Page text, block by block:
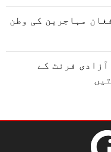
کی جیلوں سے 325 افغان مہاجرین کی وطن
فرنٹ کے